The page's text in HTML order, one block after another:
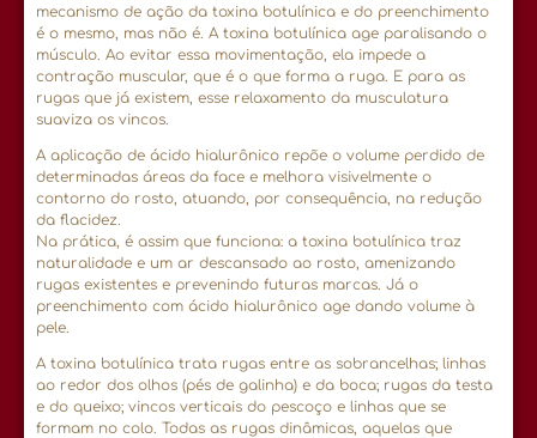
mecanismo de ação da toxina botulínica e do preenchimento
é o mesmo, mas não é. A toxina botulínica age paralisando o
músculo. Ao evitar essa movimentação, ela impede a
contração muscular, que é o que forma a ruga. E para as
rugas que já existem, esse relaxamento da musculatura
suaviza os vincos.
A aplicação de ácido hialurônico repõe o volume perdido de
determinadas áreas da face e melhora visivelmente o
contorno do rosto, atuando, por consequência, na redução
da flacidez.
Na prática, é assim que funciona: a toxina botulínica traz
naturalidade e um ar descansado ao rosto, amenizando
rugas existentes e prevenindo futuras marcas. Já o
preenchimento com ácido hialurônico age dando volume à
pele.
A toxina botulínica trata rugas entre as sobrancelhas; linhas
ao redor dos olhos (pés de galinha) e da boca; rugas da testa
e do queixo; vincos verticais do pescoço e linhas que se
formam no colo. Todas as rugas dinâmicas, aquelas que